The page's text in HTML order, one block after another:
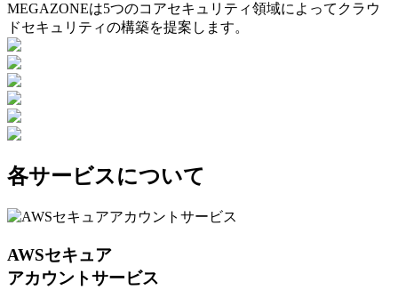
MEGAZONEは5つのコアセキュリティ領域によってクラウ
ドセキュリティの構築を提案します。
各サービスについて
AWSセキュア
アカウントサービス